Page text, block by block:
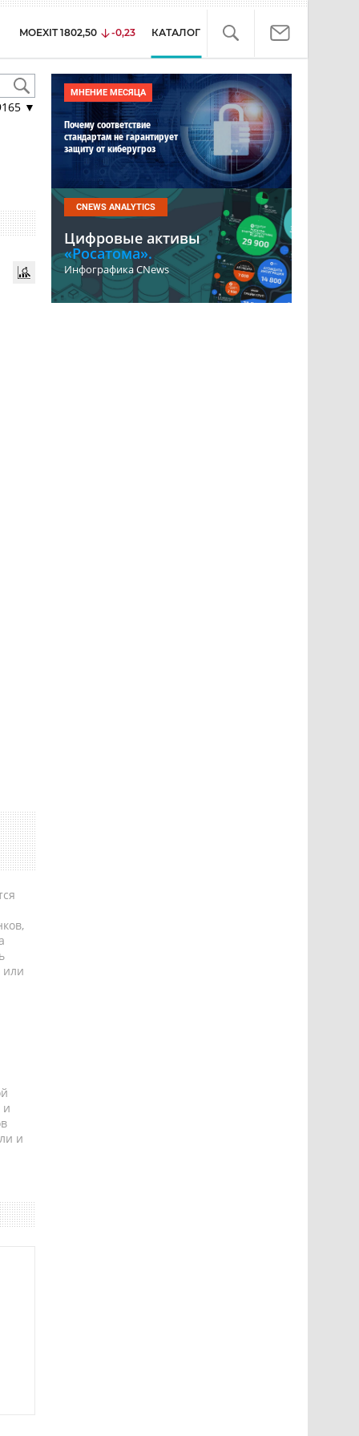
MOEXIT 1802,50 -0,23 КАТАЛОГ
▼
или
и
и
МНЕНИЕ МЕСЯЦА
Почему соответствие
стандартам не гарантирует
защиту от киберугроз
CNEWS ANALYTICS
Цифровые активы
«Росатома».
Инфографика CNews